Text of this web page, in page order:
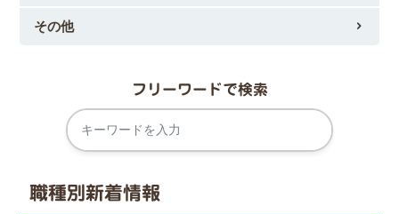
その他
フリーワードで検索
職種別新着情報